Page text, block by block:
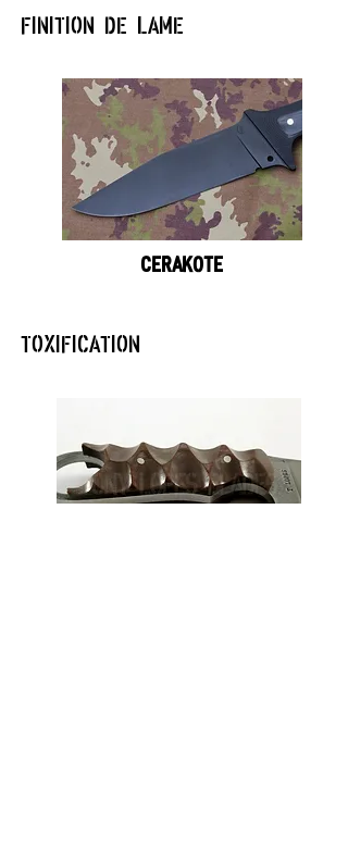
FINITION DE LAME
CERAKOTE
TOXIFICATION